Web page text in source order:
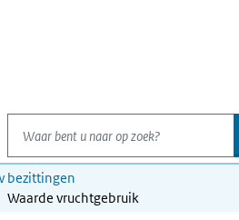
Waar bent u naar op zoek?
bezittingen
Waarde vruchtgebruik